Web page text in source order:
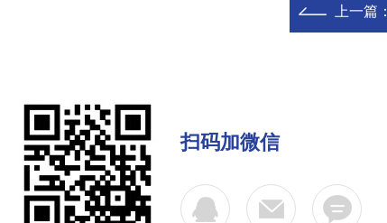
上一篇：
扫码加微信